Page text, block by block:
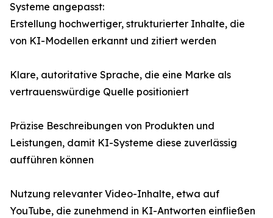
Systeme angepasst:
Erstellung hochwertiger, strukturierter Inhalte, die
von KI-Modellen erkannt und zitiert werden
Klare, autoritative Sprache, die eine Marke als
vertrauenswürdige Quelle positioniert
Präzise Beschreibungen von Produkten und
Leistungen, damit KI-Systeme diese zuverlässig
aufführen können
Nutzung relevanter Video-Inhalte, etwa auf
YouTube, die zunehmend in KI-Antworten einfließen